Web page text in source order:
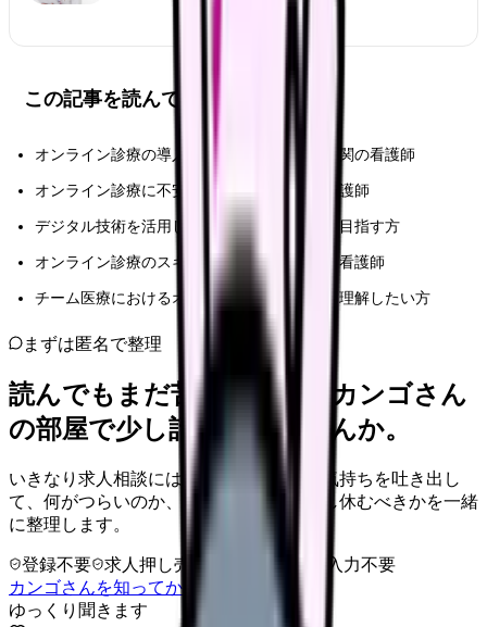
この記事を読んでほしい人
オンライン診療の導入を検討している医療機関の看護師
オンライン診療に不安や課題を感じている看護師
デジタル技術を活用した看護業務の効率化を目指す方
オンライン診療のスキルアップを考えている看護師
チーム医療におけるオンライン診療の役割を理解したい方
まずは匿名で整理
読んでもまだ苦しいなら、カンゴさん
の部屋で少し話してみませんか。
いきなり求人相談には進みません。今の気持ちを吐き出し
て、何がつらいのか、辞めるべきか、少し休むべきかを一緒
に整理します。
登録不要 求人押し売りなし
病院名は入力不要
カンゴさんを知ってから相談する
ゆっくり聞きます